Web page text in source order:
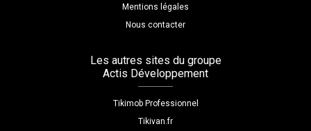
Mentions légales
Nous contacter
Les autres sites du groupe
Actis Développement
Tikimob Professionnel
Tikivan.fr